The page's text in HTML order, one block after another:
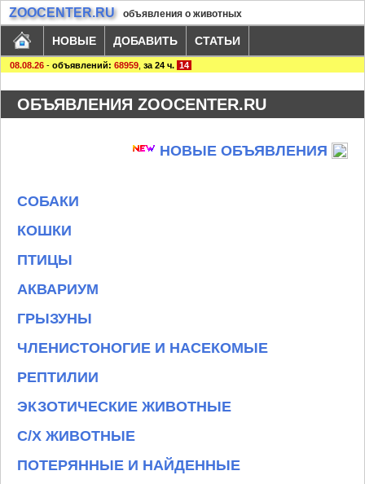
ZOOCENTER.RU объявления о животных
НОВЫЕ ДОБАВИТЬ СТАТЬИ
08.08.26 - объявлений: 68959 за 24 ч. 14
ОБЪЯВЛЕНИЯ ZOOCENTER.RU
НОВЫЕ ОБЪЯВЛЕНИЯ
СОБАКИ
КОШКИ
ПТИЦЫ
АКВАРИУМ
ГРЫЗУНЫ
ЧЛЕНИСТОНОГИЕ И НАСЕКОМЫЕ
РЕПТИЛИИ
ЭКЗОТИЧЕСКИЕ ЖИВОТНЫЕ
С/Х ЖИВОТНЫЕ
ПОТЕРЯННЫЕ И НАЙДЕННЫЕ